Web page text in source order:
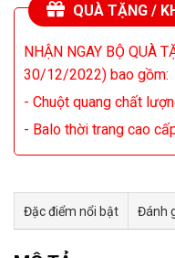
QUÀ TẶNG /
NHẬN NGAY BỘ QUÀ
30/12/2022) bao gồm:
- Chuột quang chất
- Balo thời trang cao
Đặc điểm nổi bật Đánh
Tư vấn & bán hàng qua